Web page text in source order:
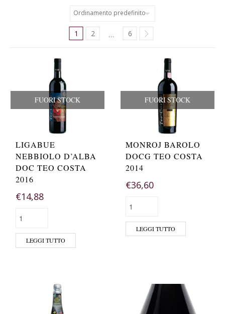
1 2 … 6
FUORI STOCK
LIGABUE
NEBBIOLO D’ALBA
DOC TEO COSTA
2016
€14,88
LEGGI TUTTO
FUORI STOCK
MONROJ BAROLO
DOCG TEO COSTA
2014
€36,60
LEGGI TUTTO